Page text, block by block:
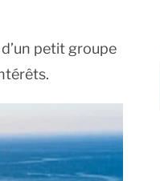
petit groupe